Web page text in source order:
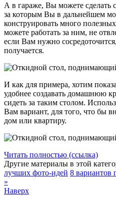
А в гараже, Вы можете сделать
за которым Вы в дальнейшем
конструировать много
можете работать за ним, не
если Вам нужно
получается.
И как для примера, хотим
удобнее создавать домашнюю
сидеть за таким столом.
Вам вариант, для того, что бы
дом или квартиру.
Читать полностью (ссылка)
Другие материалы в этой
лучших фото-идей 8 вариантов
»
Наверх